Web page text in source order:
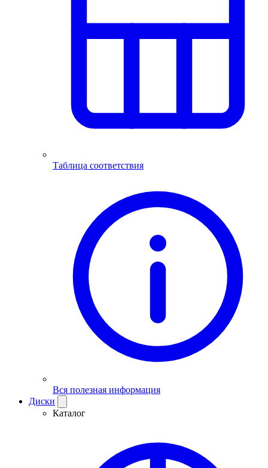
Таблица соответствия
Вся полезная информация
Диски
Каталог